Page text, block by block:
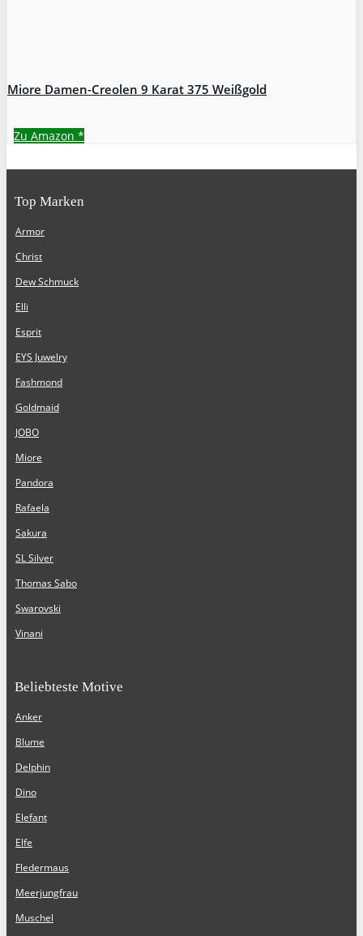
Miore Damen-Creolen 9 Karat 375 Weißgold
Zu Amazon *
Top Marken
Armor
Christ
Dew Schmuck
Elli
Esprit
EYS Juwelry
Fashmond
Goldmaid
JOBO
Miore
Pandora
Rafaela
Sakura
SL Silver
Thomas Sabo
Swarovski
Vinani
Beliebteste Motive
Anker
Blume
Delphin
Dino
Elefant
Elfe
Fledermaus
Meerjungfrau
Muschel